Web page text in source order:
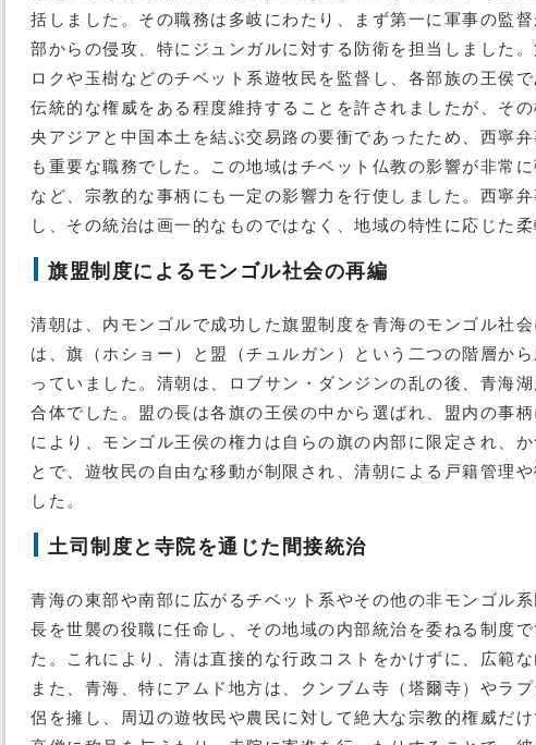
括しました。その職務は多岐にわたり、まず第一に軍事の監
部からの侵攻、特にジュンガルに対する防衛を担当しました
ロクや玉樹などのチベット系遊牧民を監督し、各部族の王侯
伝統的な権威をある程度維持することを許されましたが、そ
央アジアと中国本土を結ぶ交易路の要衝であったため、西寧
も重要な職務でした。この地域はチベット仏教の影響が非常
など、宗教的な事柄にも一定の影響力を行使しました。西寧
し、その統治は画一的なものではなく、地域の特性に応じた柔
旗盟制度によるモンゴル社会の再編
清朝は、内モンゴルで成功した旗盟制度を青海のモンゴル社
は、旗（ホショー）と盟（チュルガン）という二つの階層か
っていました。清朝は、ロブサン・ダンジンの乱の後、青海
合体でした。盟の長は各旗の王侯の中から選ばれ、盟内の事
により、モンゴル王侯の権力は自らの旗の内部に限定され、
とで、遊牧民の自由な移動が制限され、清朝による戸籍管理
した。
土司制度と寺院を通じた間接統治
青海の東部や南部に広がるチベット系やその他の非モンゴル
長を世襲の役職に任命し、その地域の内部統治を委ねる制度
た。これにより、清は直接的な行政コストをかけずに、広範
また、青海、特にアムド地方は、クンブム寺（塔爾寺）やラ
侶を擁し、周辺の遊牧民や農民に対して絶大な宗教的権威だ